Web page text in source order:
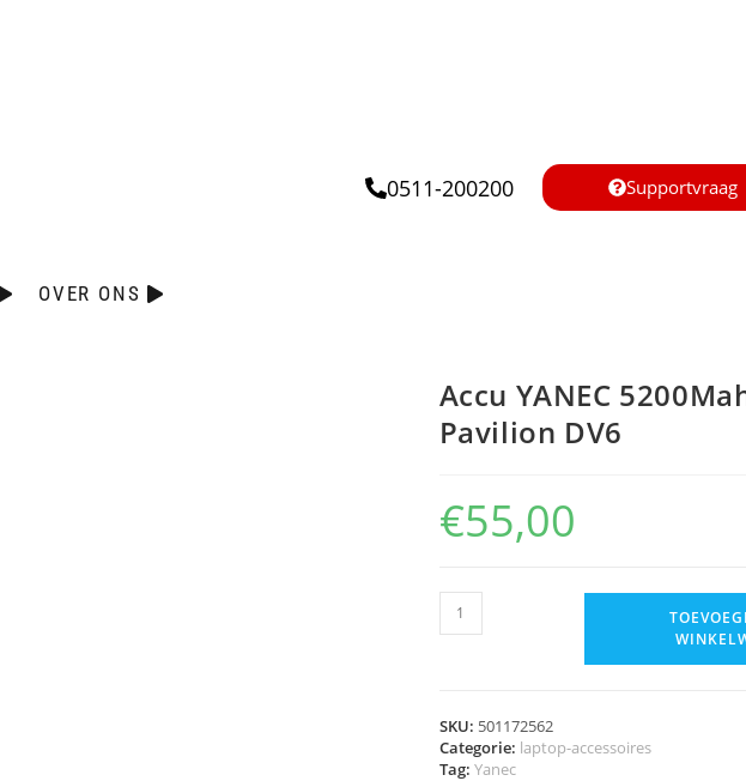
OVER ONS
0511-200200 Supportvraag
Accu YANEC
Pavilion DV6
€55,00
SKU: 501172562
Categorie: laptop-accessoires
Tag: Yanec